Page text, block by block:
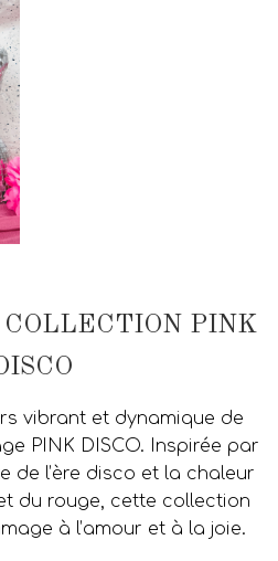
PINK
vibrant et dynamique de
PINK DISCO. Inspirée par
de l’ère disco et la chaleur
du rouge, cette collection
à l’amour et à la joie.